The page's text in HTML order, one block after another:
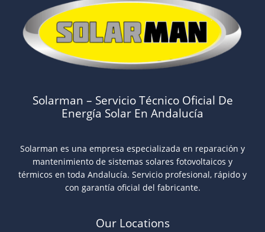
Solarman – Servicio Técnico Oficial De
Energía Solar En Andalucía
Solarman es una empresa especializada en reparación y
mantenimiento de sistemas solares fotovoltaicos y
térmicos en toda Andalucía. Servicio profesional, rápido y
con garantía oficial del fabricante.
Our Locations